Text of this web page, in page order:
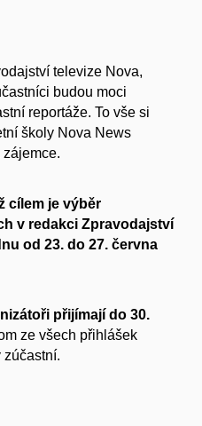
televize Nova,
budou moci
reportáže. To vše si
školy Nova News
cílem je výběr
v redakci Zpravodajství
od 23. do 27. června
přijímají do 30.
ze všech přihlášek
zúčastní.